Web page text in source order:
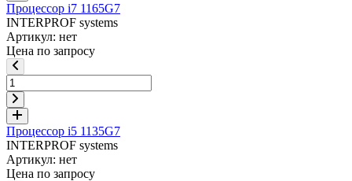
Процессор i7 1165G7
INTERPROF systems
Артикул: нет
Цена по запросу
Процессор i5 1135G7
INTERPROF systems
Артикул: нет
Цена по запросу